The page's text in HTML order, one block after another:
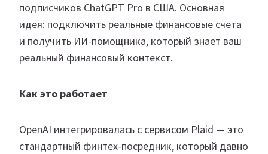
подписчиков ChatGPT Pro в США. Основная
идея: подключить реальные финансовые счета
и получить ИИ-помощника, который знает ваш
реальный финансовый контекст.
Как это работает
OpenAI интегрировалась с сервисом Plaid — это
стандартный финтех-посредник, который давно